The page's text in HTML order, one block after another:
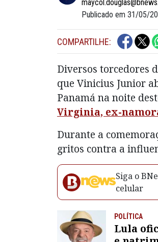
Publicado em 31/05/
COMPARTILHE:
Diversos torcedores
que Vinicius Junior
Panamá na noite
Virginia, ex-
Durante a
gritos contra a
Siga o
celular
POLÍTICA
Lula